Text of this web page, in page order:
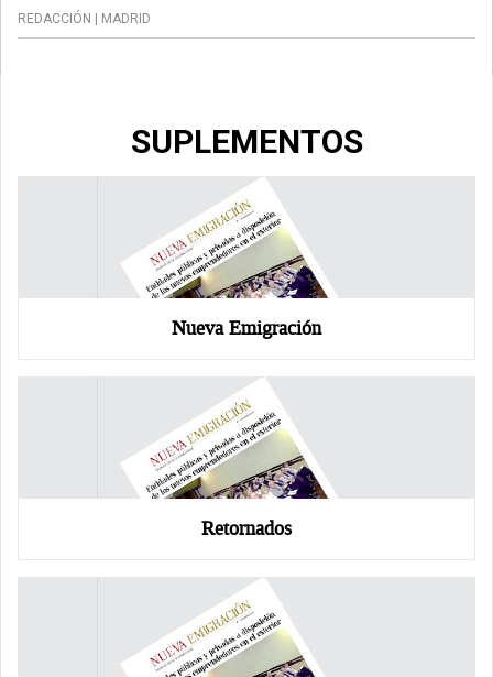
REDACCIÓN | MADRID
SUPLEMENTOS
Nueva Emigración
Retornados